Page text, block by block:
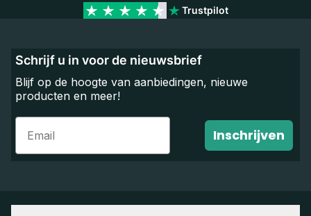
Trustpilot
Schrijf u in voor de nieuwsbrief
Blijf op de hoogte van aanbiedingen, nieuwe
producten en meer!
Email
Inschrijven